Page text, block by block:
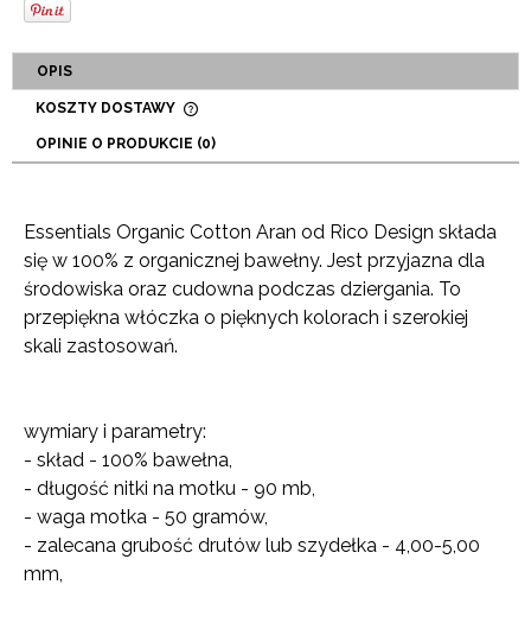
OPIS
KOSZTY DOSTAWY
PŁATNOŚCI
OPINIE O PRODUKCIE (0)
Essentials Organic Cotton Aran od Rico Design składa
się w 100% z organicznej bawełny. Jest przyjazna dla
środowiska oraz cudowna podczas dziergania. To
przepiękna włóczka o pięknych kolorach i szerokiej
skali zastosowań.
wymiary i parametry:
- skład - 100% bawełna,
- długość nitki na motku - 90 mb,
- waga motka - 50 gramów,
- zalecana grubość drutów lub szydełka - 4,00-5,00
mm,